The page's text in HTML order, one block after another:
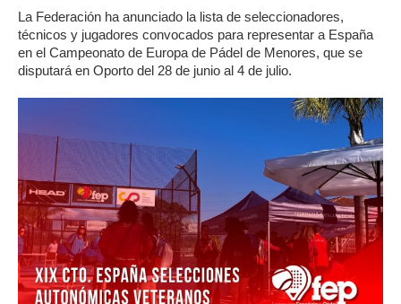
La Federación ha anunciado la lista de seleccionadores,
técnicos y jugadores convocados para representar a España
en el Campeonato de Europa de Pádel de Menores, que se
disputará en Oporto del 28 de junio al 4 de julio.